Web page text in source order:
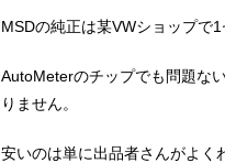
MSDの純正は某VWショップで
AutoMeterのチップでも問題な
りません。
安いのは単に出品者さんがよく